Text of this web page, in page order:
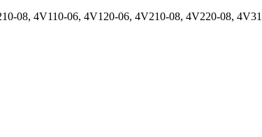
08, 4V110-06, 4V120-06, 4V210-08, 4V220-08,